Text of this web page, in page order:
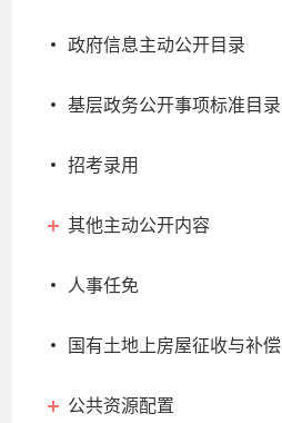
政府信息主动公开目录
基层政务公开事项标准目录
招考录用
其他主动公开内容
人事任免
国有土地上房屋征收与补偿
公共资源配置